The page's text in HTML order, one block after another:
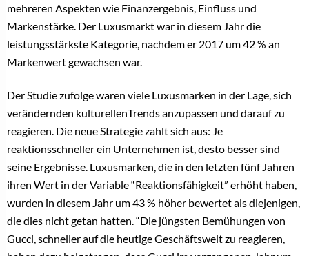
mehreren Aspekten wie Finanzergebnis, Einfluss und
Markenstärke. Der Luxusmarkt war in diesem Jahr die
leistungsstärkste Kategorie, nachdem er 2017 um 42 % an
Markenwert gewachsen war.
Der Studie zufolge waren viele Luxusmarken in der Lage, sich
verändernden kulturellenTrends anzupassen und darauf zu
reagieren. Die neue Strategie zahlt sich aus: Je
reaktionsschneller ein Unternehmen ist, desto besser sind
seine Ergebnisse. Luxusmarken, die in den letzten fünf Jahren
ihren Wert in der Variable “Reaktionsfähigkeit” erhöht haben,
wurden in diesem Jahr um 43 % höher bewertet als diejenigen,
die dies nicht getan hatten. “Die jüngsten Bemühungen von
Gucci, schneller auf die heutige Geschäftswelt zu reagieren,